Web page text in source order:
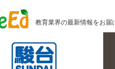
教育業界の最新情報をお届